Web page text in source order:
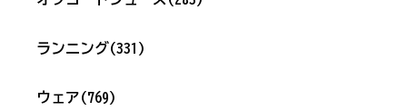
ランニング(331)
ウェア(769)